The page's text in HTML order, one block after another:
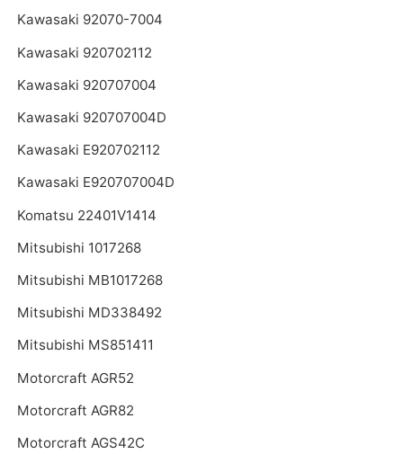
Kawasaki 92070-7004
Kawasaki 920702112
Kawasaki 920707004
Kawasaki 920707004D
Kawasaki E920702112
Kawasaki E920707004D
Komatsu 22401V1414
Mitsubishi 1017268
Mitsubishi MB1017268
Mitsubishi MD338492
Mitsubishi MS851411
Motorcraft AGR52
Motorcraft AGR82
Motorcraft AGS42C